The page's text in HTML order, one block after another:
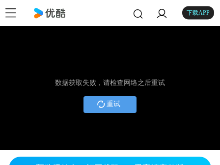
下载APP
数据获取失败，请检查网络之后重试
重试